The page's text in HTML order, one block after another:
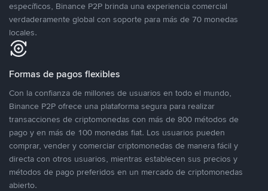
específicos, Binance P2P brinda una experiencia comercial
verdaderamente global con soporte para más de 70 monedas
locales.
Formas de pagos flexibles
Con la confianza de millones de usuarios en todo el mundo,
Binance P2P ofrece una plataforma segura para realizar
transacciones de criptomonedas con más de 800 métodos de
pago y en más de 100 monedas fiat. Los usuarios pueden
comprar, vender y comerciar criptomonedas de manera fácil y
directa con otros usuarios, mientras establecen sus precios y
métodos de pago preferidos en un mercado de criptomonedas
abierto.